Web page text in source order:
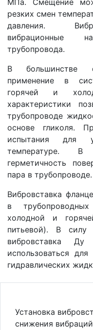
МПа. Смещение
резких смен
давления.
вибрационные
трубопровода.
В большинстве
применение в
горячей и
характеристики
трубопроводе
основе гликоля.
испытания для
температуре. В
герметичность
пара в трубопроводе.
Вибровставка
в
холодной и
питьевой). В силу
вибровставка
использоваться
гидравлических
Установка
снижения